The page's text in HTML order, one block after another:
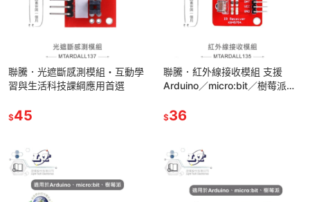
聯騰．光遮斷感測模組・互動學
習與生活科技課綱應用首選
$45
聯騰．紅外線接收模組 支援
Arduino／micro:bit／樹莓派・
選
$36